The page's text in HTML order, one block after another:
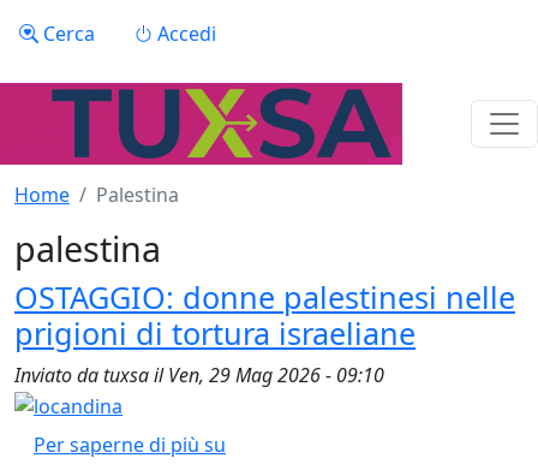
Menu profilo utente
Cerca Accedi
Home Palestina
palestina
OSTAGGIO: donne palestinesi nelle
prigioni di tortura israeliane
Inviato datuxsailVen, 29 Mag 2026 - 09:10
Per saperne di più su